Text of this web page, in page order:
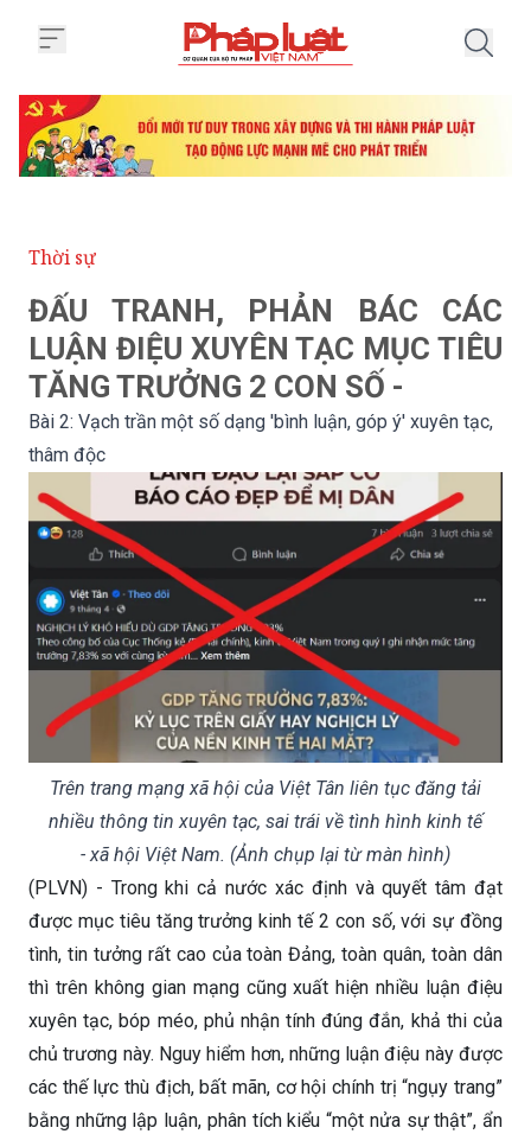
Thời sự
ĐẤU TRANH, PHẢN BÁC CÁC
LUẬN ĐIỆU XUYÊN TẠC MỤC TIÊU
TĂNG TRƯỞNG 2 CON SỐ -
Bài 2: Vạch trần một số dạng 'bình luận, góp ý' xuyên tạc,
thâm độc
Trên trang mạng xã hội của Việt Tân liên tục đăng tải
nhiều thông tin xuyên tạc, sai trái về tình hình kinh tế
- xã hội Việt Nam. (Ảnh chụp lại từ màn hình)
(PLVN) - Trong khi cả nước xác định và quyết tâm đạt
được mục tiêu tăng trưởng kinh tế 2 con số, với sự đồng
tình, tin tưởng rất cao của toàn Đảng, toàn quân, toàn dân
thì trên không gian mạng cũng xuất hiện nhiều luận điệu
xuyên tạc, bóp méo, phủ nhận tính đúng đắn, khả thi của
chủ trương này. Nguy hiểm hơn, những luận điệu này được
các thế lực thù địch, bất mãn, cơ hội chính trị “ngụy trang”
bằng những lập luận, phân tích kiểu “một nửa sự thật”, ẩn